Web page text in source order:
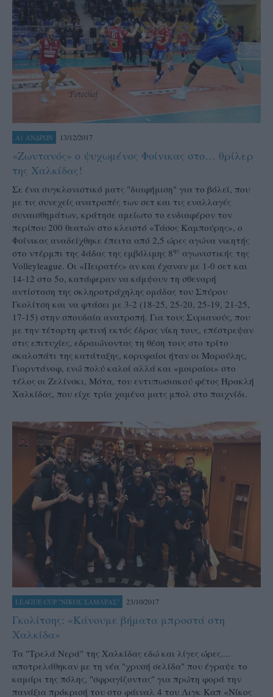
Α1 ΑΝΔΡΩΝ 13/12/2017
«Ζωντανός» ο ψυχωμένος Φοίνικας στο… θρίλερ
της Χαλκίδας!
Σε ένα συγκλονιστικό ματς "διαφήμιση" για το βόλεϊ, που
με τις συνεχείς ανατροπές των σετ και τις εναλλαγές
συναισθημάτων, κράτησε αμείωτο το ενδιαφέρον τον
περίπου 200 θεατών στο κλειστό «Τάσος Καμπούρης», ο
Φοίνικας αναδείχθηκε έπειτα από 2,5 ώρες αγώνα νικητής
στο ντέρμπι της 4άδας της εμβόλιμης 8ης αγωνιστικής της
Volleyleague. Οι «Πειρατές» αν και έχαναν με 1-0 σετ και
14-12 στο 5ο, κατάφεραν να κάμψουν τη σθεναρή
αντίσταση της σκληροτράχηλης ομάδας του Σπύρου
Γκολίτση και να φτάσει με 3-2 (18-25, 25-20, 25-19, 21-25,
17-15) στην σπουδαία ανατροπή. Για τους Συριανούς, που
με την τέταρτη φετινή εκτός έδρας νίκη τους, επέστρεψαν
στις επιτυχίες, εδραιώνοντας τη θέση τους στο τρίτο
σκαλοπάτι της κατάταξης, κορυφαίοι ήταν οι Μαρούλης,
Γιορντάνοφ, ενώ πολύ καλοί αλλά και «μοιραίοι» στο
τέλος οι Ζελίνσκι, Μότα, του εντυπωσιακού φέτος Ηρακλή
Χαλκίδας, που είχε τρία χαμένα ματς μπολ στο παιχνίδι.
LEAGUE CUP "ΝΙΚΟΣ ΣΑΜΑΡΑΣ" 23/10/2017
Γκολίτσης: «Κάνουμε βήματα μπροστά στη
Χαλκίδα»
Τα "Τρελά Νερά" της Χαλκίδας εδώ και λίγες ώρες....
αποτρελάθηκαν με τη νέα "χρυσή σελίδα" που έγραψε το
καμάρι της πόλης, "σφραγίζοντας" για πρώτη φορά την
πανάξια πρόκρισή του στο φάιναλ 4 του Λιγκ Καπ «Νίκος